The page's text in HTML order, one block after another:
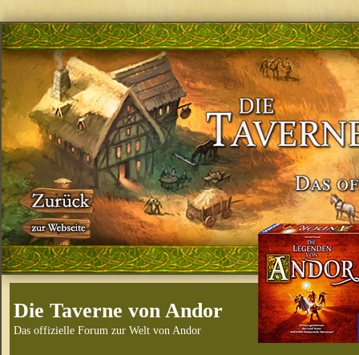
Die Taverne von Andor
Das offizielle Forum zur Welt von Andor